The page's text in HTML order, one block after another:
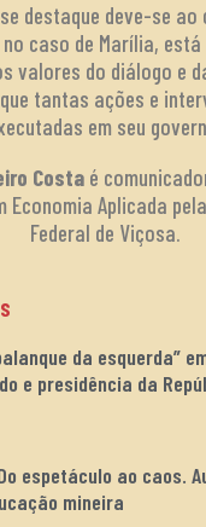
destaque deve-se ao
caso de Marília,
valores do diálogo e
tantas ações e
em seu
Costaé
Economia Aplicada
Federal de Viçosa.
da esquerda”
e presidência da
espetáculo ao caos.
mineira